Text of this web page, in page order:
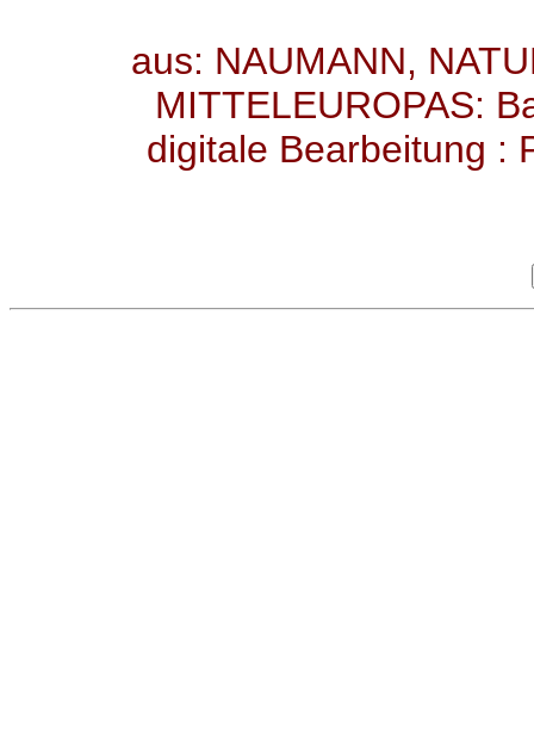
aus: NAUMANN,
MITTELEUROPAS:
digitale Bearbeitung :